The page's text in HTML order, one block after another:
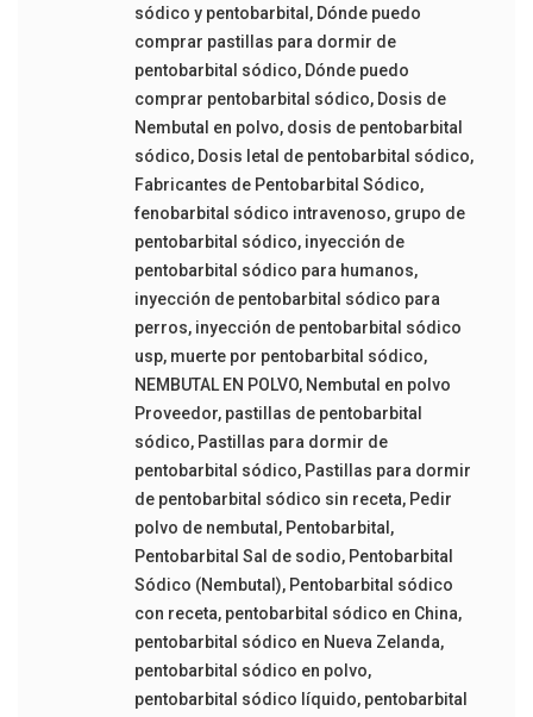
sódico y pentobarbital , Dónde puedo
comprar pastillas para dormir de
pentobarbital sódico, Dónde puedo
comprar pentobarbital sódico, Dosis de
Nembutal en polvo, dosis de pentobarbital
sódico, Dosis letal de pentobarbital sódico,
Fabricantes de Pentobarbital Sódico,
fenobarbital sódico intravenoso, grupo de
pentobarbital sódico, inyección de
pentobarbital sódico para humanos,
inyección de pentobarbital sódico para
perros, inyección de pentobarbital sódico
usp, muerte por pentobarbital sódico,
NEMBUTAL EN POLVO, Nembutal en polvo
Proveedor, pastillas de pentobarbital
sódico, Pastillas para dormir de
pentobarbital sódico, Pastillas para dormir
de pentobarbital sódico sin receta, Pedir
polvo de nembutal , Pentobarbital ,
Pentobarbital Sal de sodio, Pentobarbital
Sódico (Nembutal), Pentobarbital sódico
con receta, pentobarbital sódico en China,
pentobarbital sódico en Nueva Zelanda,
pentobarbital sódico en polvo,
pentobarbital sódico líquido, pentobarbital